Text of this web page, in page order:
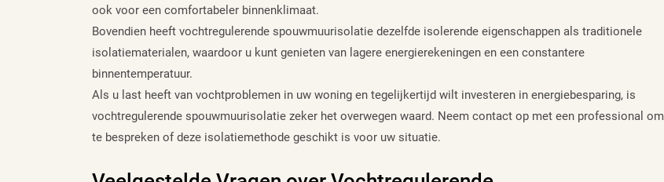
ook voor een comfortabeler binnenklimaat.
Bovendien heeft vochtregulerende spouwmuurisolatie dezelfde isolerende eigenschappen als traditionele
isolatiematerialen, waardoor u kunt genieten van lagere energierekeningen en een constantere
binnentemperatuur.
Als u last heeft van vochtproblemen in uw woning en tegelijkertijd wilt investeren in energiebesparing, is
vochtregulerende spouwmuurisolatie zeker het overwegen waard. Neem contact op met een professional om
te bespreken of deze isolatiemethode geschikt is voor uw situatie.